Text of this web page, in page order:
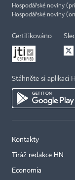
Hospodářské noviny
Hospodářské noviny
Certifikováno
Stáhněte si aplikaci
Kontakty
Tiráž redakce HN
Economia